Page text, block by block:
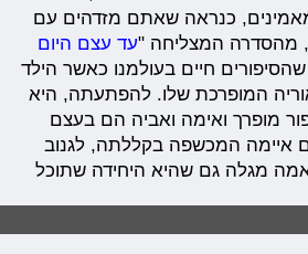
כנראה שאתם מזדהים עם
עד עצם היום
חיים בעולמנו כאשר הילד
המופרכת שלו. להפתעתה, היא
מופרך ואימה ואביה הם בעצם
איימה המכשפה בקללתה, לגנוב
מגלה גם שהיא היחידה שתוכל